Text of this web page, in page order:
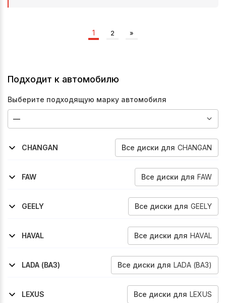
1 2 »
Подходит к автомобилю
Выберите подходящую марку автомобиля
CHANGAN Все диски для CHANGAN
2020-2024
FAW
Все диски для FAW
2017-2022
GEELY
Все диски для GEELY
2019-2021
HAVAL
Все диски для HAVAL
2019-2024
2019-2024
2021-2026
LADA (ВАЗ)
Все диски для LADA (ВАЗ)
2015-2018
LEXUS
Все диски для LEXUS